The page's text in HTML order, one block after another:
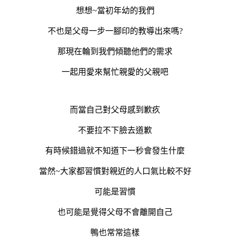
想想~當初年幼的我們
不也是父母一步一腳印的教導出來嗎?
那現在輪到我們傾聽他們的需求
一起用愛來幫忙親愛的父親吧
而當自己對父母感到歉疚
不要拉不下臉去道歉
有時候錯過就不知道下一秒會發生什麼
當然~大家都習慣對親近的人口氣比較不好
可能是習慣
也可能是覺得父母不會離開自己
鴨也常常這樣